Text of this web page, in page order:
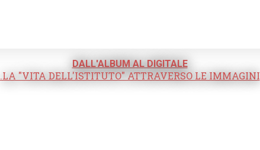
DALL'ALBUM AL DIGITALE
.LA "VITA DELL'ISTITUTO" ATTRAVERSO LE IMMAGINI